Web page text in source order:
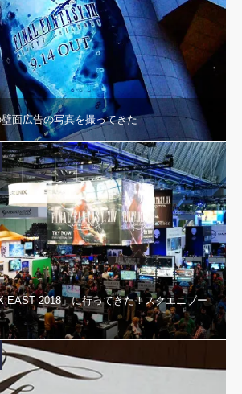
面広告の写真を撮ってきた
EAST 2018」に行ってきた！スクエニブー